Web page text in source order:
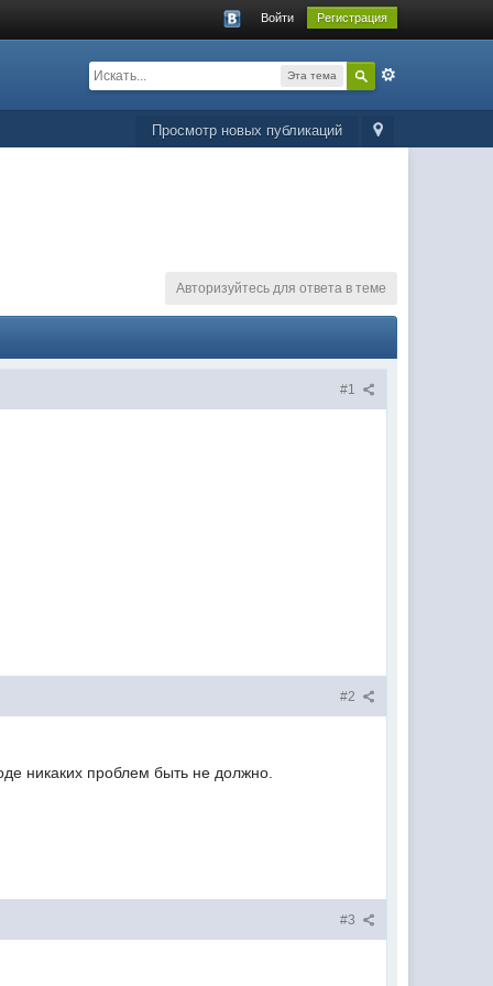
Войти Регистрация
Эта тема
Просмотр новых публикаций
Авторизуйтесь для ответа в теме
#1
#2
никаких проблем быть не должно.
#3